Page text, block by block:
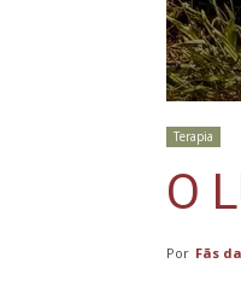
Terapia
O
Por Fãs